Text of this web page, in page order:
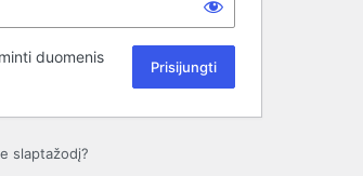
duomenis
slaptažodį?